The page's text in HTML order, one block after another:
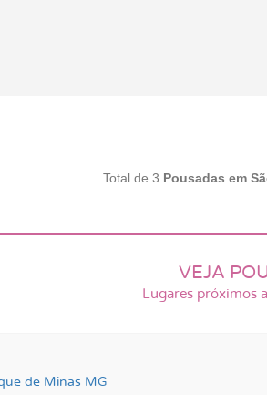
Total de 3 Pousadas em
VEJA
Lugares próximos
de Minas MG